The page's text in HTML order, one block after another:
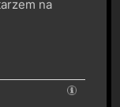
na